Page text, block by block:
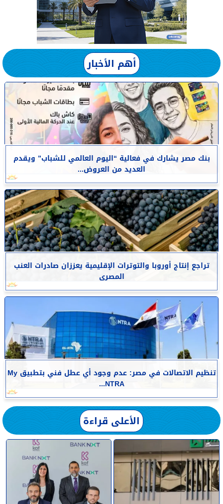
أهم الأخبار
بنك مصر يشارك في فعالية “اليوم العالمي للشباب” ويقدم
العديد من العروض...
تراجع إنتاج أوروبا والتوترات الإقليمية يعززان صادرات العنب
المصرى
تنظيم الاتصالات في مصر: عدم وجود أي عطل فني بتطبيق My
NTRA...
الأعلى قراءة